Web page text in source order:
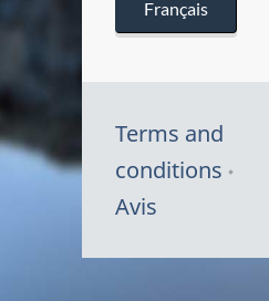
Français
Terms and
conditions
Avis